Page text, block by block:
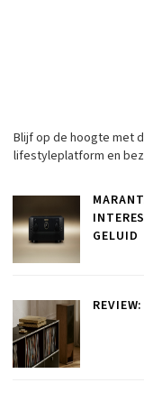
Blijf op de hoogte met
lifestyleplatform en
GELUID